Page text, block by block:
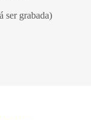
ser grabada)